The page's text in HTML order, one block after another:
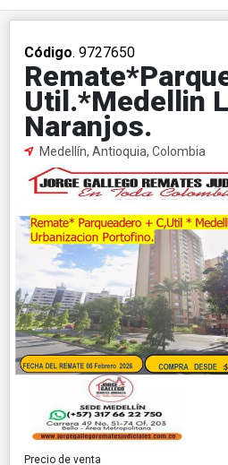
Código. 9727650
Util.*Medellin
Naranjos.
Medellín, Antioquia, Colombia
Precio de venta